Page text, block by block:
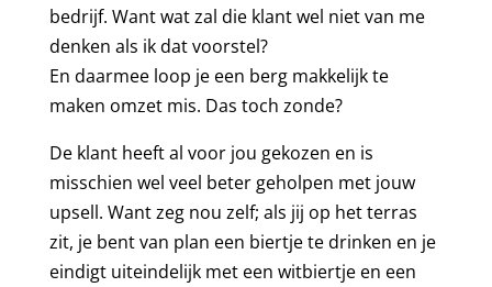
bedrijf. Want wat zal die klant wel niet van me
denken als ik dat voorstel?
En daarmee loop je een berg makkelijk te
maken omzet mis. Das toch zonde?
De klant heeft al voor jou gekozen en is
misschien wel veel beter geholpen met jouw
upsell. Want zeg nou zelf; als jij op het terras
zit, je bent van plan een biertje te drinken en je
eindigt uiteindelijk met een witbiertje en een